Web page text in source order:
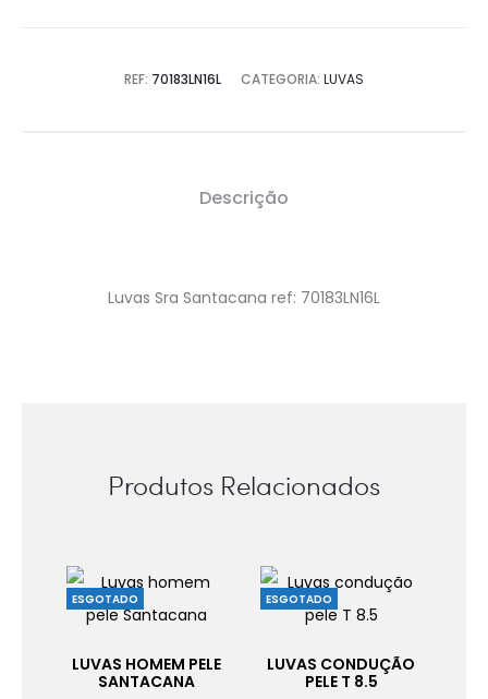
REF: 70183LN16L CATEGORIA: LUVAS
Descrição
Luvas Sra Santacana ref: 70183LN16L
Produtos Relacionados
ESGOTADO
LUVAS HOMEM PELE
SANTACANA
ESGOTADO
LUVAS CONDUÇÃO
PELE T 8.5